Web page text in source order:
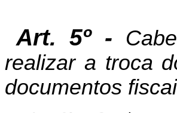
Art. 5º -
realizar a troca
documentos